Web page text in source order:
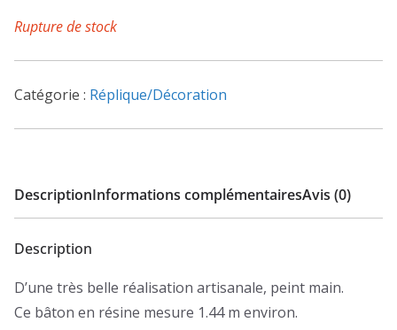
Rupture de stock
Catégorie : Réplique/Décoration
DescriptionInformations complémentairesAvis (0)
Description
D’une très belle réalisation artisanale, peint main.
Ce bâton en résine mesure 1.44 m environ.